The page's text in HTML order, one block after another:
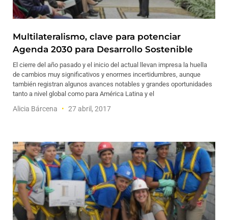
Multilateralismo, clave para potenciar
Agenda 2030 para Desarrollo Sostenible
El cierre del año pasado y el inicio del actual llevan impresa la huella
de cambios muy significativos y enormes incertidumbres, aunque
también registran algunos avances notables y grandes oportunidades
tanto a nivel global como para América Latina y el
Alicia Bárcena 27 abril, 2017